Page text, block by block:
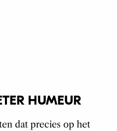
HUMEUR
dat precies op het